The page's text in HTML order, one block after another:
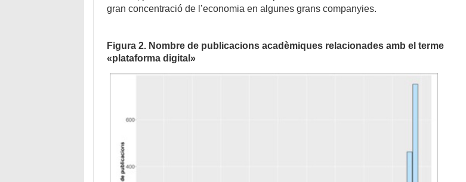
gran concentració de l’economia en algunes grans companyies.
Figura 2. Nombre de publicacions acadèmiques relacionades amb el terme
«plataforma digital»